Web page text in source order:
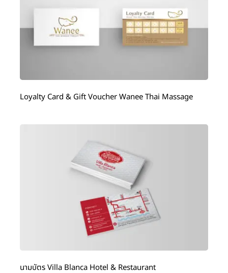
Loyalty Card & Gift Voucher Wanee Thai Massage
นามบัตร Villa Blanca Hotel & Restaurant